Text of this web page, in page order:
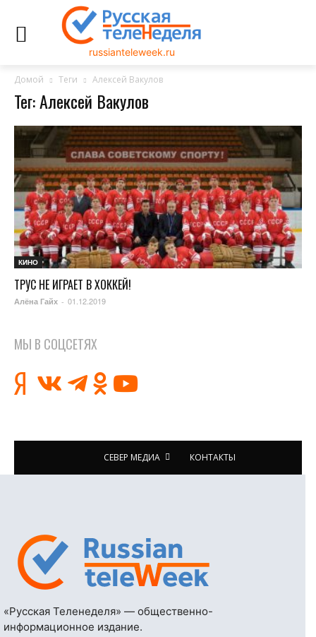
russianteleweek.ru
Домой Теги Алексей Вакулов
Тег: Алексей Вакулов
КИНО
ТРУС НЕ ИГРАЕТ В ХОККЕЙ!
Алёна Гайх - 01.12.2019
МЫ В СОЦСЕТЯХ
СЕВЕР МЕДИА КОНТАКТЫ
«Русская Теленеделя» — общественно-
информационное издание.